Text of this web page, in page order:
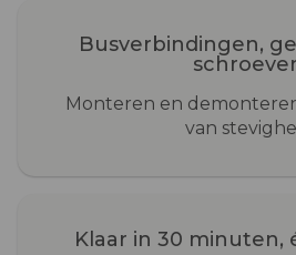
Busverbindingen,
Monteren en
van
Klaar in 30 minuten,